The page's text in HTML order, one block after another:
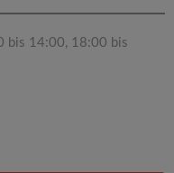
bis 14:00, 18:00 bis